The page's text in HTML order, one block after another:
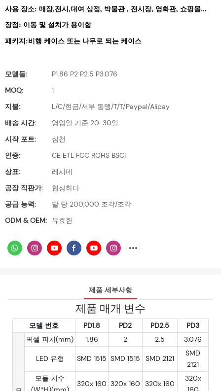
사용 장소: 매장,전시,대여 상점, 박물관 , 전시장, 영화관, 쇼핑몰...
장점: 이동 및 설치가 용이함
패키지:비행 케이스 또는 나무로 되는 케이스
모델들:
P1.86 P2 P2.5 P3.076
MOQ:
1
지불:
L/C/현금/서부 동맹/T/T/Paypal/Alipay
배송 시간:
영업일 기준 20-30일
시작 포트:
심천
인증:
CE ETL FCC ROHS BSCI
상표:
레시데
공장 직판가:
협상하다
공급 능력:
달 당 200,000 조각/조각
ODM & OEM:
유효한
제품 세부사항
제품 매개 변수
모델 번호 PD1.8 PD2 PD2.5 PD3
픽셀 피치(mm) 1.86 2 2.5 3.076
LED 유형 SMD 1515 SMD 1515 SMD 2121
SMD
2121
모듈 치수
320x 160 320x 160 320x 160
320x